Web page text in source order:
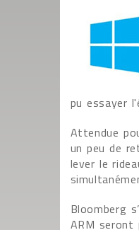
pu essayer
Attendue
un peu de
lever le
Bloomberg
ARM seront